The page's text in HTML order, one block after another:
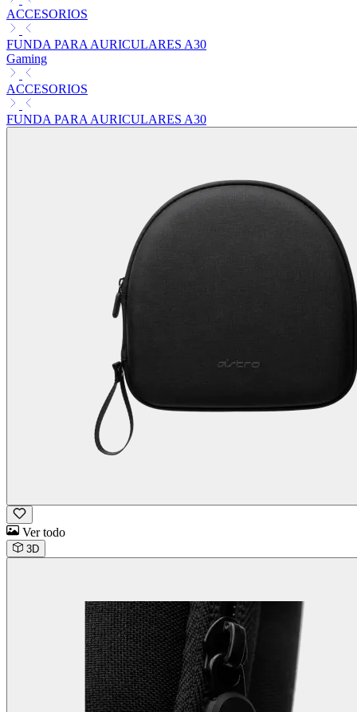
ACCESORIOS
FUNDA PARA AURICULARES A30
Gaming
ACCESORIOS
FUNDA PARA AURICULARES A30
Ver todo
3D